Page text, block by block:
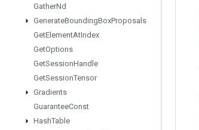
GatherNd
GenerateBoundingBoxProposals
GetElementAtIndex
GetOptions
GetSessionHandle
GetSessionTensor
Gradients
GuaranteeConst
HashTable